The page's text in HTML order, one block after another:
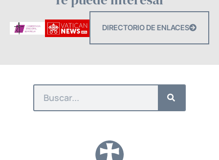
DIRECTORIO DE ENLACES